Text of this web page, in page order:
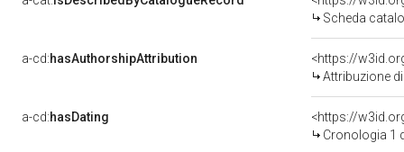
Scheda
a-cd:hasAuthorshipAttribution
Attribuzione
a-cd:hasDating
<https://
Cronologia 1